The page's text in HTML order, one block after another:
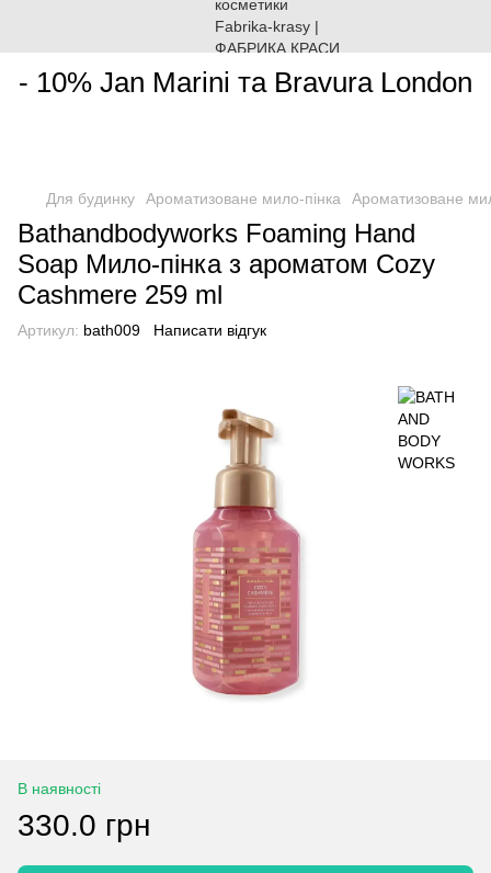
- 10% Jan Marini та Bravura London
Для будинку Ароматизоване мило-пінка Ароматизоване
Bathandbodyworks Foaming Hand
Soap Мило-пінка з ароматом Cozy
Cashmere 259 ml
Артикул: bath009 Написати відгук
В наявності
330.0 грн